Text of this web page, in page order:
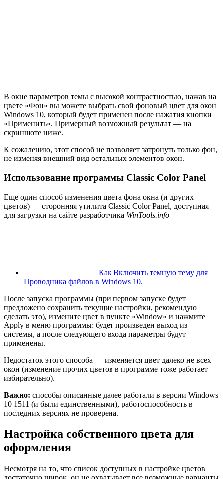
В окне параметров темы с высокой контрастностью, нажав на
цвете «Фон» вы можете выбрать свой фоновый цвет для окон
Windows 10, который будет применен после нажатия кнопки
«Применить». Примерный возможный результат — на
скриншоте ниже.
К сожалению, этот способ не позволяет затронуть только фон,
не изменяя внешний вид остальных элементов окон.
Использование программы Classic Color Panel
Еще один способ изменения цвета фона окна (и других
цветов) — сторонняя утилита Classic Color Panel, доступная
для загрузки на сайте разработчика WinTools.info
Как Включить темную тему для
Проводника файлов в Windows 10.
После запуска программы (при первом запуске будет
предложено сохранить текущие настройки, рекомендую
сделать это), измените цвет в пункте «Window» и нажмите
Apply в меню программы: будет произведен выход из
системы, а после следующего входа параметры будут
применены.
Недостаток этого способа — изменяется цвет далеко не всех
окон (изменение прочих цветов в программе тоже работает
избирательно).
Важно: способы описанные далее работали в версии Windows
10 1511 (и были единственными), работоспособность в
последних версиях не проверена.
Настройка собственного цвета для
оформления
Несмотря на то, что список доступных в настройке цветов